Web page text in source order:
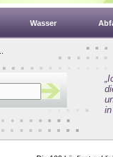
Wasser